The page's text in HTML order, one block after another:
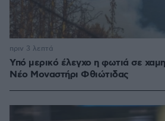
Υπό μερικό έλεγχο η φωτιά σε
Νέο Μοναστήρι Φθιώτιδας
πριν 3 λεπτά